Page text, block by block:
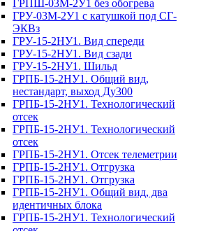
ГРПШ-03М-2У1 без обогрева
ГРУ-03М-2У1 с катушкой под СГ-
ЭКВз
ГРУ-15-2НУ1. Вид спереди
ГРУ-15-2НУ1. Вид сзади
ГРУ-15-2НУ1. Шильд
ГРПБ-15-2НУ1. Общий вид,
нестандарт, выход Ду300
ГРПБ-15-2НУ1. Технологический
отсек
ГРПБ-15-2НУ1. Технологический
отсек
ГРПБ-15-2НУ1. Отсек телеметрии
ГРПБ-15-2НУ1. Отгрузка
ГРПБ-15-2НУ1. Отгрузка
ГРПБ-15-2НУ1. Общий вид, два
идентичных блока
ГРПБ-15-2НУ1. Технологический